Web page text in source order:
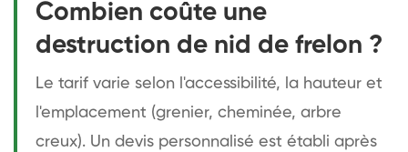
Combien coûte une
destruction de nid de frelon ?
Le tarif varie selon l'accessibilité, la hauteur et
l'emplacement (grenier, cheminée, arbre
creux). Un devis personnalisé est établi après